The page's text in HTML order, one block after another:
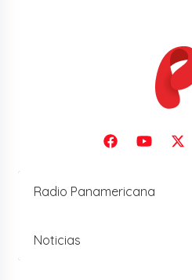
Radio Panamericana
Noticias